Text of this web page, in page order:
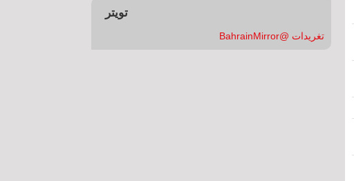
تويتر
تغريدات @BahrainMirror